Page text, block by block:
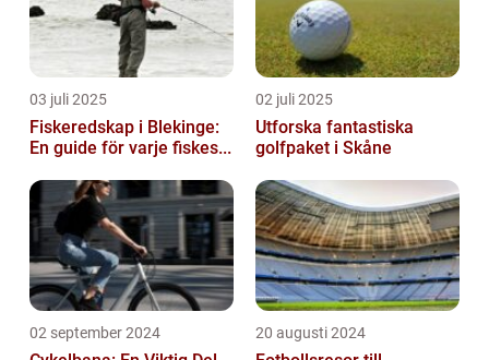
03 juli 2025
Fiskeredskap i Blekinge:
En guide för varje fiskes...
02 juli 2025
Utforska fantastiska
golfpaket i Skåne
02 september 2024 20 augusti 2024